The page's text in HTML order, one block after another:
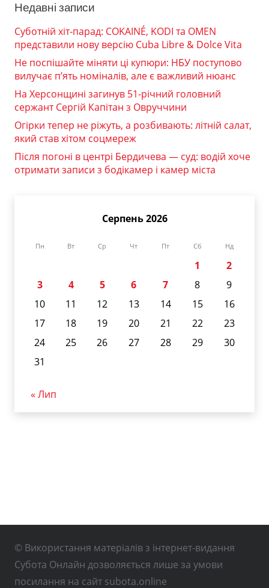
Недавні записи
Суботній хіт-парад: COKAINÉ, KODI та OMEN
представили нову версію Cuba Libre & Dolce Vita
Не поспішайте міняти ці купюри: НБУ поступово
вилучає п’ять номіналів, але є важливий нюанс
На Херсонщині загинув 51-річний головний
сержант Сергій Капітан з Овруччини
Огірки тепер не ріжуть, а розбивають: літній салат,
який став хітом соцмереж
Після погоні в центрі Бердичева — суд: водій хоче
отримати записи з бодікамер і камер міста
Серпень 2026
Пн Вт Ср Чт Пт Сб Нд
1
2
3
4 5 6 7 8
9
10
11 12 13 14 15
16
17
18 19 20 21 22
23
24
25 26 27 28 29
30
31
« Лип
© Використання матеріалів з інтернет-видання
Субота Онлайн дозволяється лише за умови
посилання на сайт subota.online